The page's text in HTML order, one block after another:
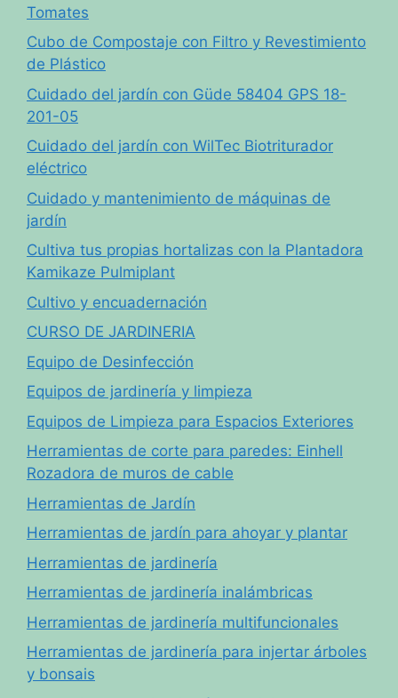
Tomates
Cubo de Compostaje con Filtro y Revestimiento
de Plástico
Cuidado del jardín con Güde 58404 GPS 18-
201-05
Cuidado del jardín con WilTec Biotriturador
eléctrico
Cuidado y mantenimiento de máquinas de
jardín
Cultiva tus propias hortalizas con la Plantadora
Kamikaze Pulmiplant
Cultivo y encuadernación
CURSO DE JARDINERIA
Equipo de Desinfección
Equipos de jardinería y limpieza
Equipos de Limpieza para Espacios Exteriores
Herramientas de corte para paredes: Einhell
Rozadora de muros de cable
Herramientas de Jardín
Herramientas de jardín para ahoyar y plantar
Herramientas de jardinería
Herramientas de jardinería inalámbricas
Herramientas de jardinería multifuncionales
Herramientas de jardinería para injertar árboles
y bonsais